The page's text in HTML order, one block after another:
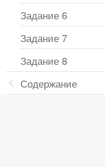
Задание 6
Задание 7
Задание 8
Содержание